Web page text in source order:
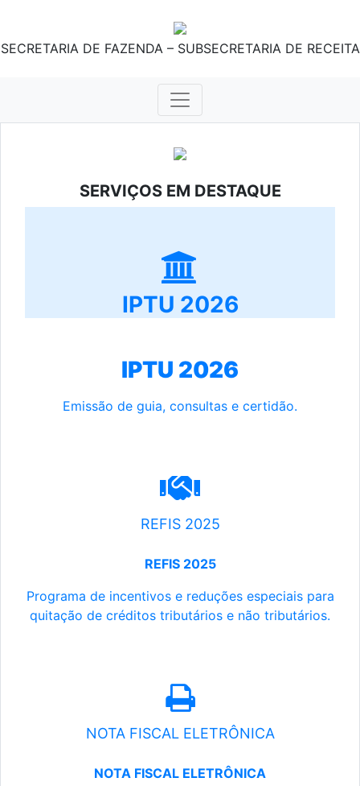
SECRETARIA DE FAZENDA – SUBSECRETARIA DE RECEITA
SERVIÇOS EM DESTAQUE
IPTU 2026
IPTU 2026
Emissão de guia, consultas e certidão.
REFIS 2025
REFIS 2025
Programa de incentivos e reduções especiais para
quitação de créditos tributários e não tributários.
NOTA FISCAL ELETRÔNICA
NOTA FISCAL ELETRÔNICA